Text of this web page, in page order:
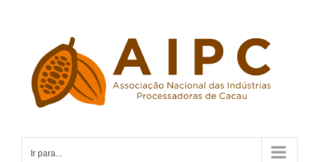
conteúdo
Ir para...